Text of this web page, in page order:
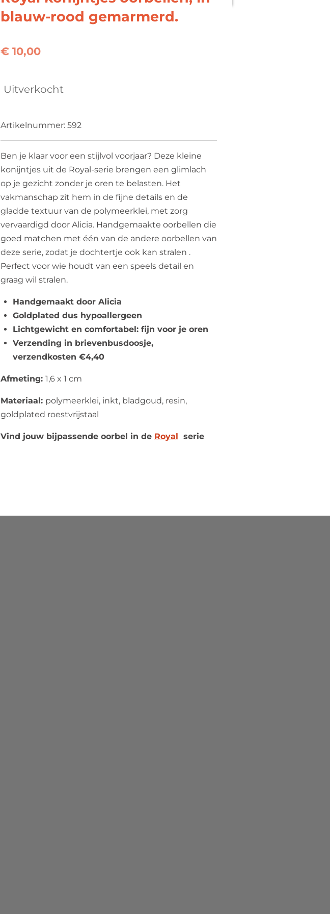
blauw-rood gemarmerd.
€ 10,00
Uitverkocht
Artikelnummer: 592
Ben je klaar voor een stijlvol voorjaar? Deze kleine
konijntjes uit de Royal-serie brengen een glimlach
op je gezicht zonder je oren te belasten. Het
vakmanschap zit hem in de fijne details en de
gladde textuur van de polymeerklei, met zorg
vervaardigd door Alicia. Handgemaakte oorbellen die
goed matchen met één van de andere oorbellen van
deze serie, zodat je dochtertje ook kan stralen .
Perfect voor wie houdt van een speels detail en
graag wil stralen.
Handgemaakt door Alicia
Goldplated dus hypoallergeen
Lichtgewicht en comfortabel: fijn voor je oren
Verzending in brievenbusdoosje,
verzendkosten €4,40
Afmeting: 1,6 x 1 cm
Materiaal: polymeerklei, inkt, bladgoud, resin,
goldplated roestvrijstaal
Vind jouw bijpassende oorbel in de Royal serie